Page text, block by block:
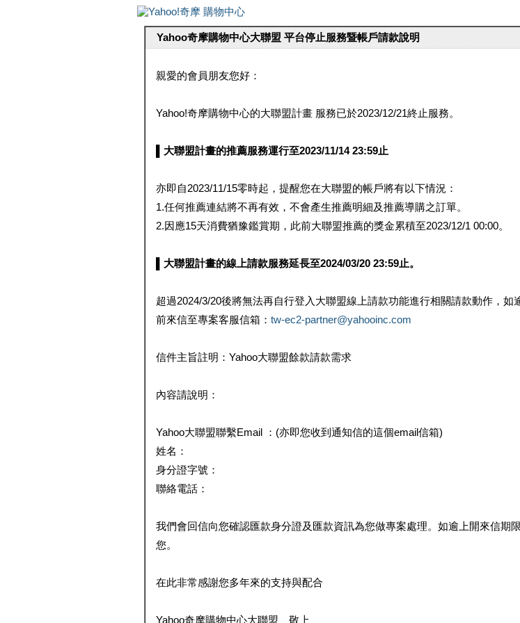
Yahoo奇摩購物中心大聯盟 平台停止服務暨帳戶請款說明
親愛的會員朋友您好：
Yahoo!奇摩購物中心的大聯盟計畫 服務已於2023/12/21終止服務。
▌大聯盟計畫的推薦服務運行至2023/11/14 23:59止
亦即自2023/11/15零時起，提醒您在大聯盟的帳戶將有以下情況：
1.任何推薦連結將不再有效，不會產生推薦明細及推薦導購之訂單。
2.因應15天消費猶豫鑑賞期，此前大聯盟推薦的獎金累積至2023/12/1 00:00。
▌大聯盟計畫的線上請款服務延長至2024/03/20 23:59止。
超過2024/3/20後將無法再自行登入大聯盟線上請款功能進行相關請款動作，如
前來信至專案客服信箱： tw-ec2-partner@yahooinc.com
信件主旨註明：Yahoo大聯盟餘款請款需求
內容請說明：
Yahoo大聯盟聯繫Email ：(亦即您收到通知信的這個email信箱)
姓名：
身分證字號：
聯絡電話：
我們會回信向您確認匯款身分證及匯款資訊為您做專案處理。如逾上開來信期
您。
在此非常感謝您多年來的支持與配合
Yahoo奇摩購物中心大聯盟 敬上